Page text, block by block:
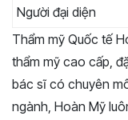
Người đại diện
Thẩm mỹ Quốc tế
thẩm mỹ cao cấp,
bác sĩ có chuyên
ngành, Hoàn Mỹ